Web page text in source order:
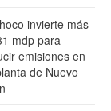
invierte más
mdp para
emisiones en
de Nuevo